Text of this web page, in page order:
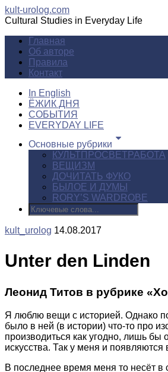
kult-urolog.com
Cultural Studies in Everyday Life
Главная
Об авторе
Правила
Контакт
In English
ЁЖИК ДНЯ
СОБЫТИЯ
EVERYDAY LIFE
Основные рубрики
КУЛЬТПРОСВЕТРАБОТА
ВЕЩИЗМ
ДОЧИТАТЬ ФУКО
БЫЛОЕ И ДУМЫ
RORY’S WARDROBE
kult_urolog 14.08.2017
Unter den Linden
Леонид Титов в рубрике
Я люблю вещи с историей. Однако
было в ней (в истории) что-то про
производиться как угодно, лишь бы
искусства. Так у меня и появляются
В последнее время меня то несёт в